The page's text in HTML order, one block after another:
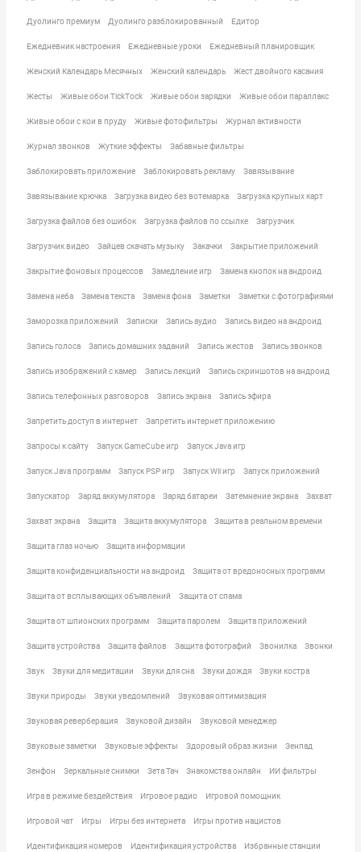
Дуолинго премиум Дуолинго разблокированный Едитор
Ежедневник настроения Ежедневные уроки Ежедневный планировщик
Женский Календарь Месячных Женский календарь Жест двойного касания
Жесты Живые обои TickTock Живые обои зарядки Живые обои параллакс
Живые обои с кои в пруду Живые фотофильтры Журнал активности
Журнал звонков Жуткие эффекты Забавные фильтры
Заблокировать приложение Заблокировать рекламу Завязывание
Завязывание крючка Загрузка видео без вотемарка Загрузка крупных карт
Загрузка файлов без ошибок Загрузка файлов по ссылке Загрузчик
Загрузчик видео Зайцев скачать музыку Закачки Закрытие приложений
Закрытие фоновых процессов Замедление игр Замена кнопок на андроид
Замена неба Замена текста Замена фона Заметки Заметки с фотографиями
Заморозка приложений Записки Запись аудио Запись видео на андроид
Запись голоса Запись домашних заданий Запись жестов Запись звонков
Запись изображений с камер Запись лекций Запись скриншотов на андроид
Запись телефонных разговоров Запись экрана Запись эфира
Запретить доступ в интернет Запретить интернет приложению
Запросы к сайту Запуск GameCube игр Запуск Java игр
Запуск Java программ Запуск PSP игр Запуск Wii игр Запуск приложений
Запускатор Заряд аккумулятора Заряд батареи Затемнение экрана Захват
Захват экрана Защита Защита аккумулятора Защита в реальном времени
Защита глаз ночью Защита информации
Защита конфиденциальности на андроид Защита от вредоносных программ
Защита от всплывающих объявлений Защита от спама
Защита от шпионских программ Защита паролем Защита приложений
Защита устройства Защита файлов Защита фотографий Звонилка Звонки
Звук Звуки для медитации Звуки для сна Звуки дождя Звуки костра
Звуки природы Звуки уведомлений Звуковая оптимизация
Звуковая реверберация Звуковой дизайн Звуковой менеджер
Звуковые заметки Звуковые эффекты Здоровый образ жизни Зенпад
Зенфон Зеркальные снимки Зета Тач Знакомства онлайн ИИ фильтры
Игра в режиме бездействия Игровое радио Игровой помощник
Игровой чат Игры Игры без интернета Игры против нацистов
Идентификация номеров Идентификация устройства Избранные станции